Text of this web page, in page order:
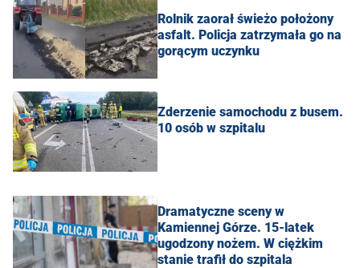
Rolnik zaorał świeżo położony
asfalt. Policja zatrzymała go na
gorącym uczynku
Zderzenie samochodu z busem.
10 osób w szpitalu
Dramatyczne sceny w
Kamiennej Górze. 15-latek
ugodzony nożem. W ciężkim
stanie trafił do szpitala